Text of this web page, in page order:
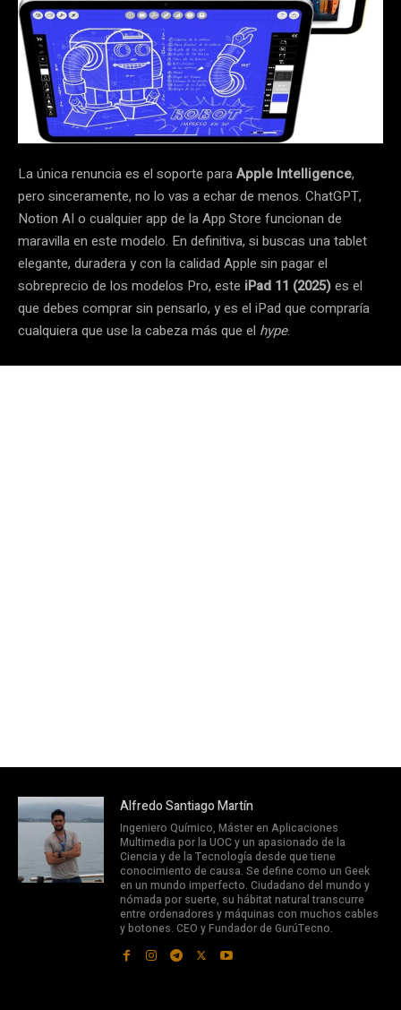
La única renuncia es el soporte paraApple Intelligence,
pero sinceramente, no lo vas a echar de menos. ChatGPT,
Notion AI o cualquier app de la App Store funcionan de
maravilla en este modelo. En definitiva, si buscas una tablet
elegante, duradera y con la calidad Apple sin pagar el
sobreprecio de los modelos Pro, este iPad 11 (2025)es el
que debes comprar sin pensarlo, y es el iPad que compraría
cualquiera que use la cabeza más que el hype.
Alfredo Santiago Martín
Ingeniero Químico, Máster en Aplicaciones
Multimedia por la UOC y un apasionado de la
Ciencia y de la Tecnología desde que tiene
conocimiento de causa. Se define como un Geek
en un mundo imperfecto. Ciudadano del mundo y
nómada por suerte, su hábitat natural transcurre
entre ordenadores y máquinas con muchos cables
y botones. CEO y Fundador de GurúTecno.